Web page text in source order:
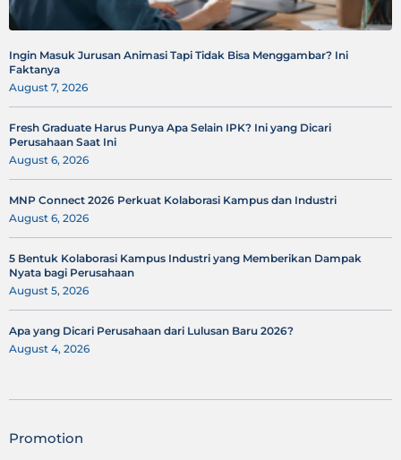
Ingin Masuk Jurusan Animasi Tapi Tidak Bisa Menggambar? Ini
Faktanya
August 7, 2026
Fresh Graduate Harus Punya Apa Selain IPK? Ini yang Dicari
Perusahaan Saat Ini
August 6, 2026
MNP Connect 2026 Perkuat Kolaborasi Kampus dan Industri
August 6, 2026
5 Bentuk Kolaborasi Kampus Industri yang Memberikan Dampak
Nyata bagi Perusahaan
August 5, 2026
Apa yang Dicari Perusahaan dari Lulusan Baru 2026?
August 4, 2026
Promotion